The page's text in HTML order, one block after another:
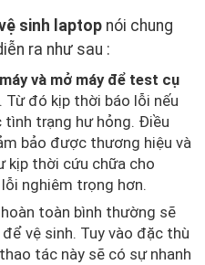
sinh laptop nói chung
ra như sau :
và mở máy để test cụ
đó kịp thời báo lỗi nếu
trạng hư hỏng. Điều
bảo được thương hiệu và
kịp thời cứu chữa cho
nghiêm trọng hơn.
toàn bình thường sẽ
vệ sinh. Tuy vào đặc thù
tác này sẽ có sự nhanh